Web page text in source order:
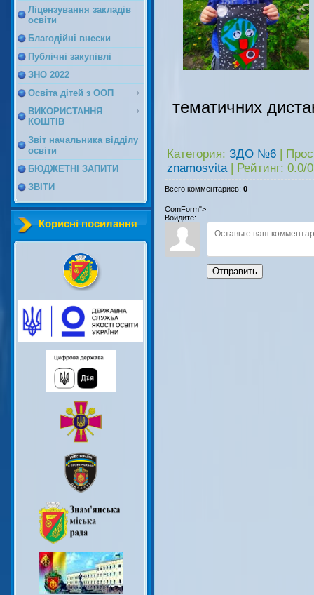
Ліцензування закладів
освіти
Благодійні внески
Публічні закупівлі
ЗНО 2022
Освіта дітей з ООП
ВИКОРИСТАННЯ
КОШТІВ
Звіт начальника відділу
освіти
БЮДЖЕТНІ ЗАПИТИ
ЗВІТИ
Корисні посилання
тематичних
Категория: ЗДО №6 |
znamosvita | Рейтинг: 0.0/0
Всего комментариев: 0
ComForm">
Войдите:
Отправить